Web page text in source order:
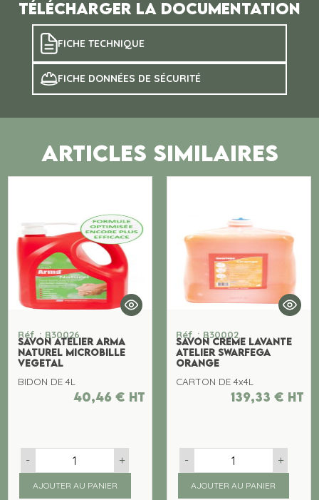
Télécharger la documentation
FICHE TECHNIQUE
FICHE DONNÉES DE SÉCURITÉ
ARTICLES SIMILAIRES
Réf. : B30026
SAVON ATELIER ARMA
NATUREL MICROBILLE
VEGETAL
BIDON DE 4L
40,46 € ht
- +
AJOUTER AU PANIER
Réf. : B30002
SAVON CREME LAVANTE
ATELIER SWARFEGA
ORANGE
CARTON DE 4x4L
139,33 € ht
- +
AJOUTER AU PANIER